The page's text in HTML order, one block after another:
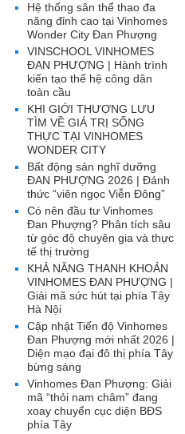
Hệ thống sân thể thao đa
năng đỉnh cao tại Vinhomes
Wonder City Đan Phượng
VINSCHOOL VINHOMES
ĐAN PHƯỢNG | Hành trình
kiến tạo thế hệ công dân
toàn cầu
KHI GIỚI THƯỢNG LƯU
TÌM VỀ GIÁ TRỊ SỐNG
THỰC TẠI VINHOMES
WONDER CITY
Bất động sản nghĩ dưỡng
ĐAN PHƯỢNG 2026 | Đánh
thức “viên ngọc Viễn Đông”
Có nên đầu tư Vinhomes
Đan Phượng? Phân tích sâu
từ góc độ chuyên gia và thực
tế thị trường
KHẢ NĂNG THANH KHOẢN
VINHOMES ĐAN PHƯỢNG |
Giải mã sức hút tại phía Tây
Hà Nội
Cập nhật Tiến độ Vinhomes
Đan Phượng mới nhất 2026 |
Diện mạo đại đô thị phía Tây
bừng sáng
Vinhomes Đan Phượng: Giải
mã “thỏi nam châm” đang
xoay chuyển cục diện BĐS
phía Tây